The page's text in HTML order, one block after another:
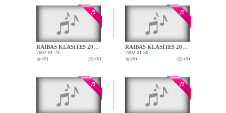
RAIBĀS KLASĪTES 2002.01.23.
2002-01-23
(0)
(0)
RAIBĀS KLASĪTES 2002.01.30.
2002-01-30
(0)
(0)